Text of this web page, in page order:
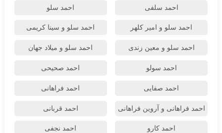
احمد سلفی احمد سلو
احمد سلو و امیر کلهر احمد سلو و سینا کریمی
احمد سلو و معین زندی احمد سلو و میلاد جهان
احمد سولو احمد صحیحی
احمد صفایی احمد فراهانی
احمد فراهانی و آروین فراهانی احمد قربانی
احمد کارو احمد نجفی